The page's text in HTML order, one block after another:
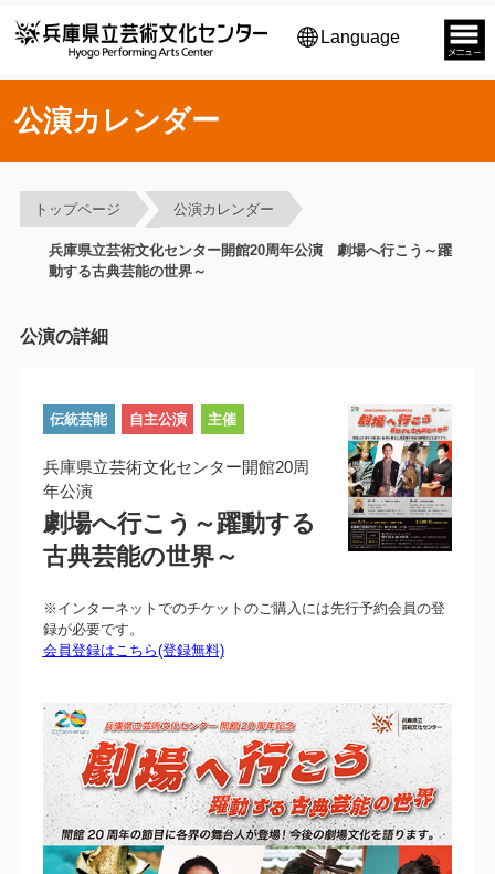
Language
公演カレンダー
トップページ 公演カレンダー
兵庫県立芸術文化センター開館20周年公演 劇場へ行こう～躍
動する古典芸能の世界～
公演の詳細
伝統芸能 自主公演 主催
兵庫県立芸術文化センター開館20周
年公演
劇場へ行こう～躍動する
古典芸能の世界～
※インターネットでのチケットのご購入には先行予約会員の登
録が必要です。
会員登録はこちら(登録無料)